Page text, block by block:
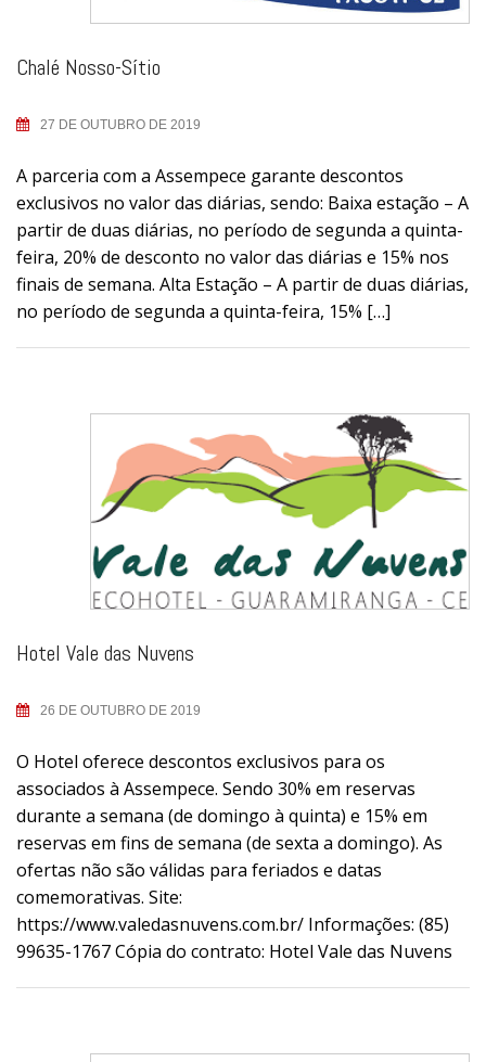
Chalé Nosso-Sítio
27 DE OUTUBRO DE 2019
A parceria com a Assempece garante descontos
exclusivos no valor das diárias, sendo: Baixa estação – A
partir de duas diárias, no período de segunda a quinta-
feira, 20% de desconto no valor das diárias e 15% nos
finais de semana. Alta Estação – A partir de duas diárias,
no período de segunda a quinta-feira, 15% […]
Hotel Vale das Nuvens
26 DE OUTUBRO DE 2019
O Hotel oferece descontos exclusivos para os
associados à Assempece. Sendo 30% em reservas
durante a semana (de domingo à quinta) e 15% em
reservas em fins de semana (de sexta a domingo). As
ofertas não são válidas para feriados e datas
comemorativas. Site:
https://www.valedasnuvens.com.br/ Informações: (85)
99635-1767 Cópia do contrato: Hotel Vale das Nuvens